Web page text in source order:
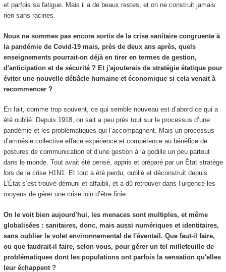
et parfois sa fatigue. Mais il a de beaux restes, et on ne construit jamais
rien sans racines.
Nous ne sommes pas encore sortis de la crise sanitaire congruente à
la pandémie de Covid-19 mais, près de deux ans après, quels
enseignements pourrait-on déjà en tirer en termes de gestion,
d'anticipation et de sécurité ? Et j'ajouterais de stratégie étatique pour
éviter une nouvelle débâcle humaine et économique si cela venait à
recommencer ?
En fait, comme trop souvent, ce qui semble nouveau est d’abord ce qui a
été oublié. Depuis 1918, on sait a peu près tout sur le processus d’une
pandémie et les problématiques qui l’accompagnent. Mais un processus
d’amnésie collective efface expérience et compétence au bénéfice de
postures de communication et d’une gestion à la godille un peu partout
dans le monde. Tout avait été pensé, appris et préparé par un État stratège
lors de la crise H1N1. Et tout a été perdu, oublié et déconstruit depuis.
L’État s’est trouvé démuni et affaibli, et a dû retrouver dans l’urgence les
moyens de gérer une crise loin d’être finie.
On le voit bien aujourd'hui, les menaces sont multiples, et même
globalisées : sanitaires, donc, mais aussi numériques et identitaires,
sans oublier le volet environnemental de l'éventail. Que faut-il faire,
ou que faudrait-il faire, selon vous, pour gérer un tel millefeuille de
problématiques dont les populations ont parfois la sensation qu'elles
leur échappent ?